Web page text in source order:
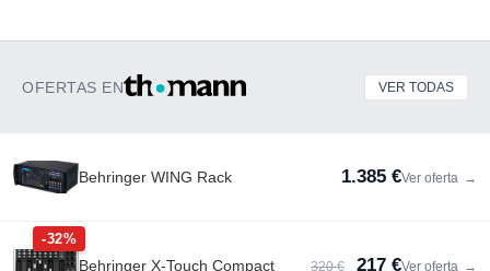
OFERTAS EN VER TODAS
Behringer WING Rack 1.385 €Ver oferta →
-32%
Behringer X-Touch Compact 320 € 217 €Ver oferta →